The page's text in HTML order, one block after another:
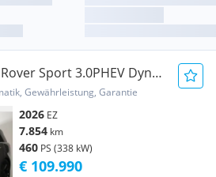
Sport 3.0PHEV Dyn
Gewährleistung, Garantie
2026 EZ
7.854 km
460 PS (338 kW)
€ 109.990